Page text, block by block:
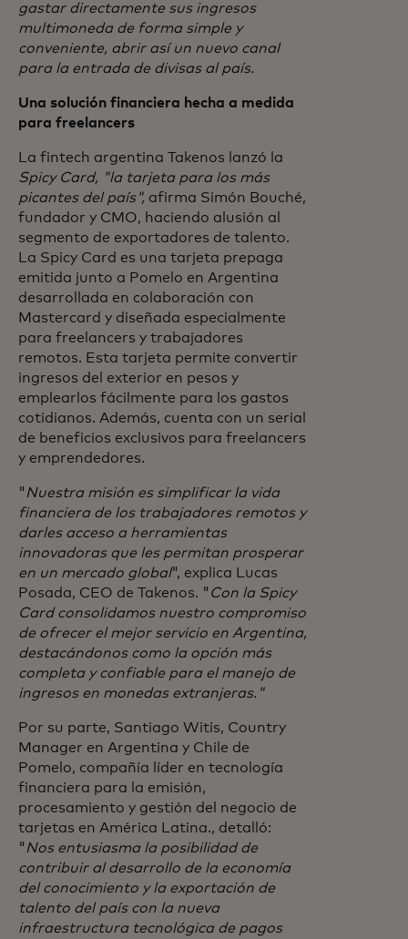
gastar directamente sus ingresos
multimoneda de forma simple y
conveniente, abrir así un nuevo canal
para la entrada de divisas al país.
Una solución financiera hecha a medida
para freelancers
La fintech argentina Takenos lanzó la
Spicy Card, "la tarjeta para los más
picantes del país", afirma Simón Bouché,
fundador y CMO, haciendo alusión al
segmento de exportadores de talento.
La Spicy Card es una tarjeta prepaga
emitida junto a Pomelo en Argentina
desarrollada en colaboración con
Mastercard y diseñada especialmente
para freelancers y trabajadores
remotos. Esta tarjeta permite convertir
ingresos del exterior en pesos y
emplearlos fácilmente para los gastos
cotidianos. Además, cuenta con un serial
de beneficios exclusivos para freelancers
y emprendedores.
" Nuestra misión es simplificar la vida
financiera de los trabajadores remotos y
darles acceso a herramientas
innovadoras que les permitan prosperar
en un mercado global", explica Lucas
Posada, CEO de Takenos. " Con la Spicy
Card consolidamos nuestro compromiso
de ofrecer el mejor servicio en Argentina,
destacándonos como la opción más
completa y confiable para el manejo de
ingresos en monedas extranjeras."
Por su parte, Santiago Witis, Country
Manager en Argentina y Chile de
Pomelo, compañía líder en tecnología
financiera para la emisión,
procesamiento y gestión del negocio de
tarjetas en América Latina., detalló:
" Nos entusiasma la posibilidad de
contribuir al desarrollo de la economía
del conocimiento y la exportación de
talento del país con la nueva
infraestructura tecnológica de pagos